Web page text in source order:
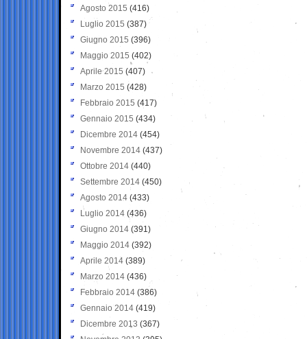
Agosto 2015 (416)
Luglio 2015 (387)
Giugno 2015 (396)
Maggio 2015 (402)
Aprile 2015 (407)
Marzo 2015 (428)
Febbraio 2015 (417)
Gennaio 2015 (434)
Dicembre 2014 (454)
Novembre 2014 (437)
Ottobre 2014 (440)
Settembre 2014 (450)
Agosto 2014 (433)
Luglio 2014 (436)
Giugno 2014 (391)
Maggio 2014 (392)
Aprile 2014 (389)
Marzo 2014 (436)
Febbraio 2014 (386)
Gennaio 2014 (419)
Dicembre 2013 (367)